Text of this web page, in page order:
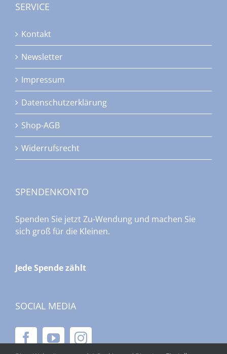
SERVICE
Kontakt
Newsletter
Impressum
Datenschutzerklärung
Shop-AGB
Widerrufsrecht
SPENDENKONTO
Spenden Sie jetzt Zu-Wendung und machen Sie
sich groß für die Kleinen.
Jede Spende zählt
SOCIAL MEDIA